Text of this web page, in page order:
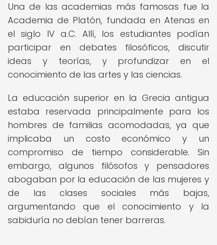
Una de las academias más famosas fue la
Academia de Platón, fundada en Atenas en
el siglo IV a.C. Allí, los estudiantes podían
participar en debates filosóficos, discutir
ideas y teorías, y profundizar en el
conocimiento de las artes y las ciencias.
La educación superior en la Grecia antigua
estaba reservada principalmente para los
hombres de familias acomodadas, ya que
implicaba un costo económico y un
compromiso de tiempo considerable. Sin
embargo, algunos filósofos y pensadores
abogaban por la educación de las mujeres y
de las clases sociales más bajas,
argumentando que el conocimiento y la
sabiduría no debían tener barreras.